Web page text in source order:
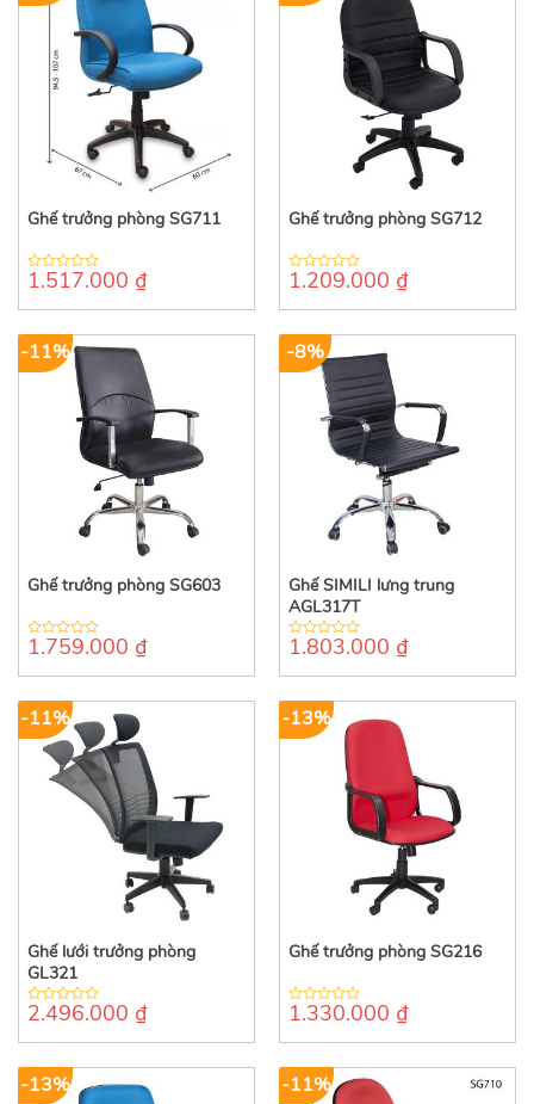
Ghế trưởng phòng SG711
0
of
1.517.000 ₫
Ghế trưởng phòng SG712
0
of
1.209.000 ₫
-11%
Ghế trưởng phòng SG603
0
of
1.759.000 ₫
-8%
Ghế SIMILI lưng trung
AGL317T
0
of
1.803.000 ₫
-11%
Ghế lưới trưởng phòng
GL321
0
of
2.496.000 ₫
-13%
Ghế trưởng phòng SG216
0
of
1.330.000 ₫
-13% -11%